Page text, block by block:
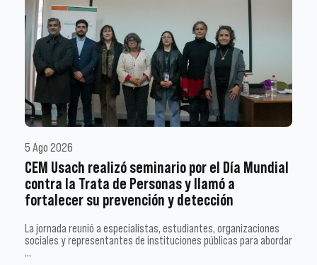
5 Ago 2026
CEM Usach realizó seminario por el Día Mundial
contra la Trata de Personas y llamó a
fortalecer su prevención y detección
La jornada reunió a especialistas, estudiantes, organizaciones
sociales y representantes de instituciones públicas para abordar